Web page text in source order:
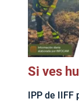
Si ves
IPP de